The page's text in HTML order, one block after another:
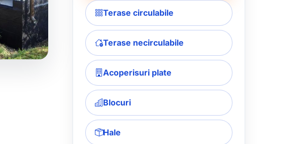
Terase circulabile
Terase necirculabile
Acoperisuri plate
Blocuri
Hale